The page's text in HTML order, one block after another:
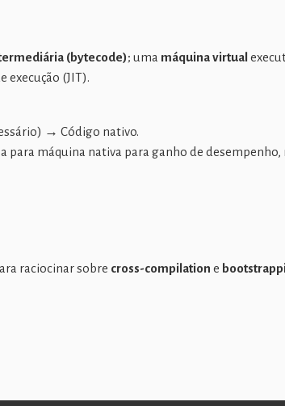
(bytecode); uma máquina virtual
execução (JIT).
→ Código nativo.
máquina nativa para ganho de
raciocinar sobre cross-compilation e